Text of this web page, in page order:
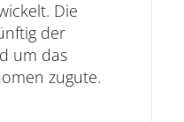
Die
der
um das
zugute.